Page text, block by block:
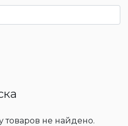
товаров не найдено.